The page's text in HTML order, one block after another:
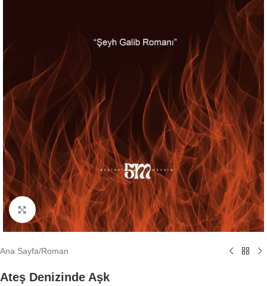
Büyütmek için tıklayın
Ana Sayfa/Roman
Ateş Denizinde Aşk